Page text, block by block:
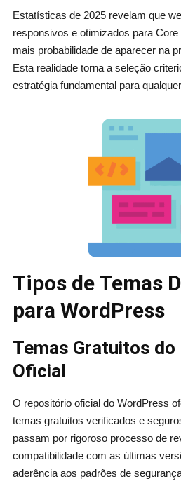
Estatísticas de 2025 revelam que
responsivos e otimizados para
mais probabilidade de aparecer na
Esta realidade torna a seleção
estratégia fundamental para
Tipos de Temas
para WordPress
Temas Gratuitos
Oficial
O repositório oficial do WordPress
temas gratuitos verificados e
passam por rigoroso processo de
compatibilidade com as últimas
aderência aos padrões de